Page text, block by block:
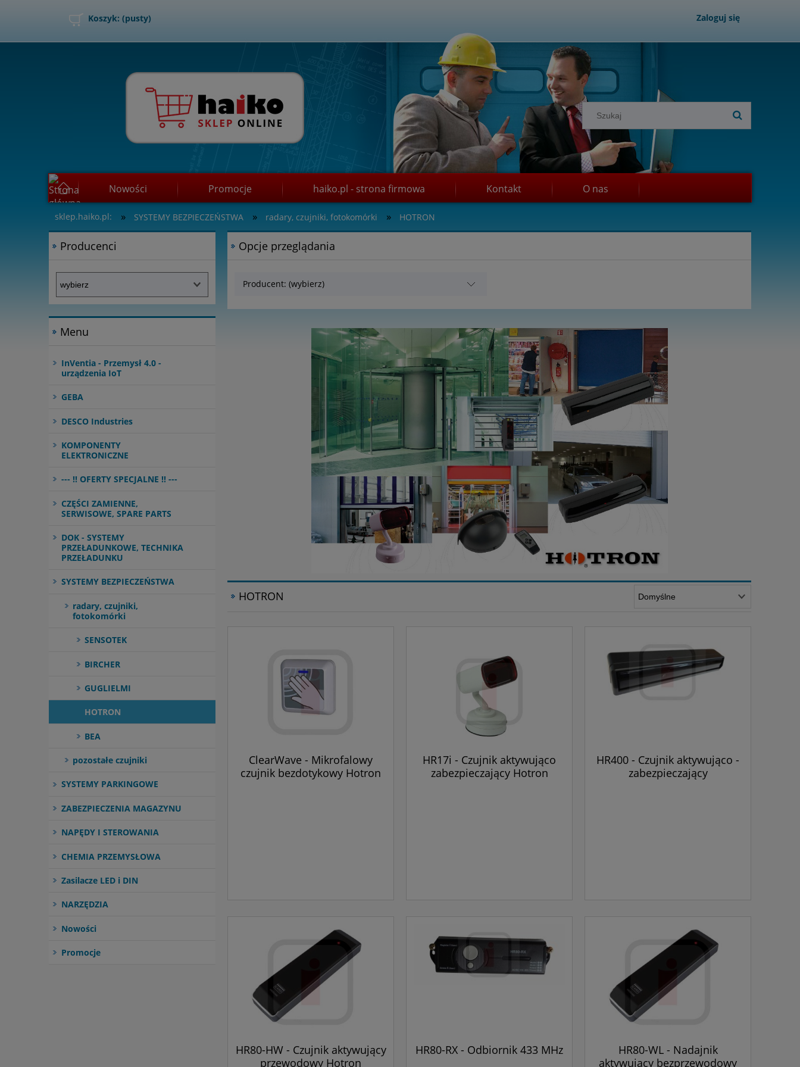
Zaloguj się
Koszyk: (pusty)
Nowości Promocje haiko.pl - strona firmowa Kontakt O nas
Jak kupować?
sklep.haiko.pl: » SYSTEMY BEZPIECZEŃSTWA » radary, czujniki, fotokomórki » HOTRON
Producenci
Menu
InVentia - Przemysł 4.0 -
urządzenia IoT
GEBA
DESCO Industries
KOMPONENTY
ELEKTRONICZNE
--- !! OFERTY SPECJALNE !! ---
CZĘŚCI ZAMIENNE,
SERWISOWE, SPARE PARTS
DOK - SYSTEMY
PRZEŁADUNKOWE, TECHNIKA
PRZEŁADUNKU
SYSTEMY BEZPIECZEŃSTWA
radary, czujniki,
fotokomórki
SENSOTEK
BIRCHER
GUGLIELMI
HOTRON
BEA
pozostałe czujniki
SYSTEMY PARKINGOWE
ZABEZPIECZENIA MAGAZYNU
NAPĘDY I STEROWANIA
CHEMIA PRZEMYSŁOWA
Zasilacze LED i DIN
NARZĘDZIA
Nowości
Promocje
Opcje przeglądania
Producent: (wybierz)
HOTRON
ClearWave - Mikrofalowy
czujnik bezdotykowy Hotron
HR17i - Czujnik aktywująco
zabezpieczający Hotron
HR400 - Czujnik aktywująco -
zabezpieczający
HR80-HW - Czujnik aktywujący
przewodowy Hotron
HR80-RX - Odbiornik 433 MHz
HR80-WL - Nadajnik
aktywujący bezprzewodowy